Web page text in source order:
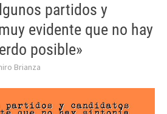
partidos y
evidente que no hay
posible»
Brianza